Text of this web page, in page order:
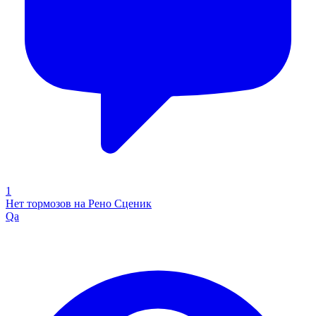
1
Нет тормозов на Рено Сценик
Qa